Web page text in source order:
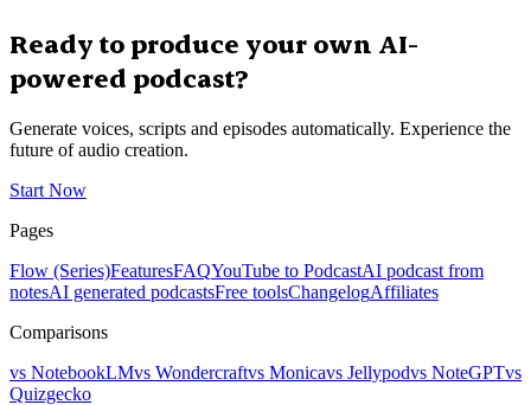
Ready to produce your own AI-
powered podcast?
Generate voices, scripts and episodes automatically. Experience the
future of audio creation.
Start Now
Pages
Flow (Series)FeaturesFAQYouTube to PodcastAI podcast from
notesAI generated podcastsFree toolsChangelogAffiliates
Comparisons
vs NotebookLMvs Wondercraftvs Monicavs Jellypodvs NoteGPTvs
Quizgecko